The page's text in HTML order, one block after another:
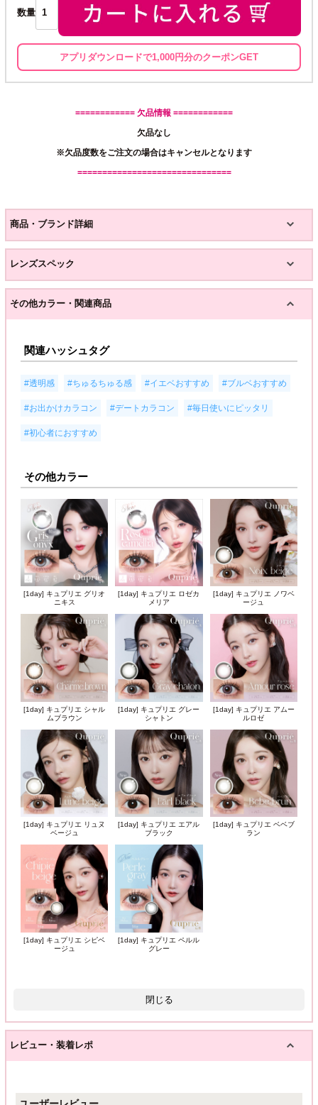
数量
アプリダウンロードで1,000円分のクーポンGET
============ 欠品情報 ============
欠品なし
※欠品度数をご注文の場合はキャンセルとなります
===============================
商品・ブランド詳細
レンズスペック
その他カラー・関連商品
関連ハッシュタグ
#透明感 #ちゅるちゅる感 #イエベおすすめ #ブルベおすすめ
#お出かけカラコン #デートカラコン #毎日使いにピッタリ
#初心者におすすめ
その他カラー
[1day] キュプリエ グリオ
ニキス
[1day] キュプリエ ロゼカ
メリア
[1day] キュプリエ ノワベ
ージュ
[1day] キュプリエ シャル
ムブラウン
[1day] キュプリエ グレー
シャトン
[1day] キュプリエ アムー
ルロゼ
[1day] キュプリエ リュヌ
ベージュ
[1day] キュプリエ エアル
ブラック
[1day] キュプリエ ベベブ
ラン
[1day] キュプリエ シピベ
ージュ
[1day] キュプリエ ペルル
グレー
閉じる
レビュー・装着レポ